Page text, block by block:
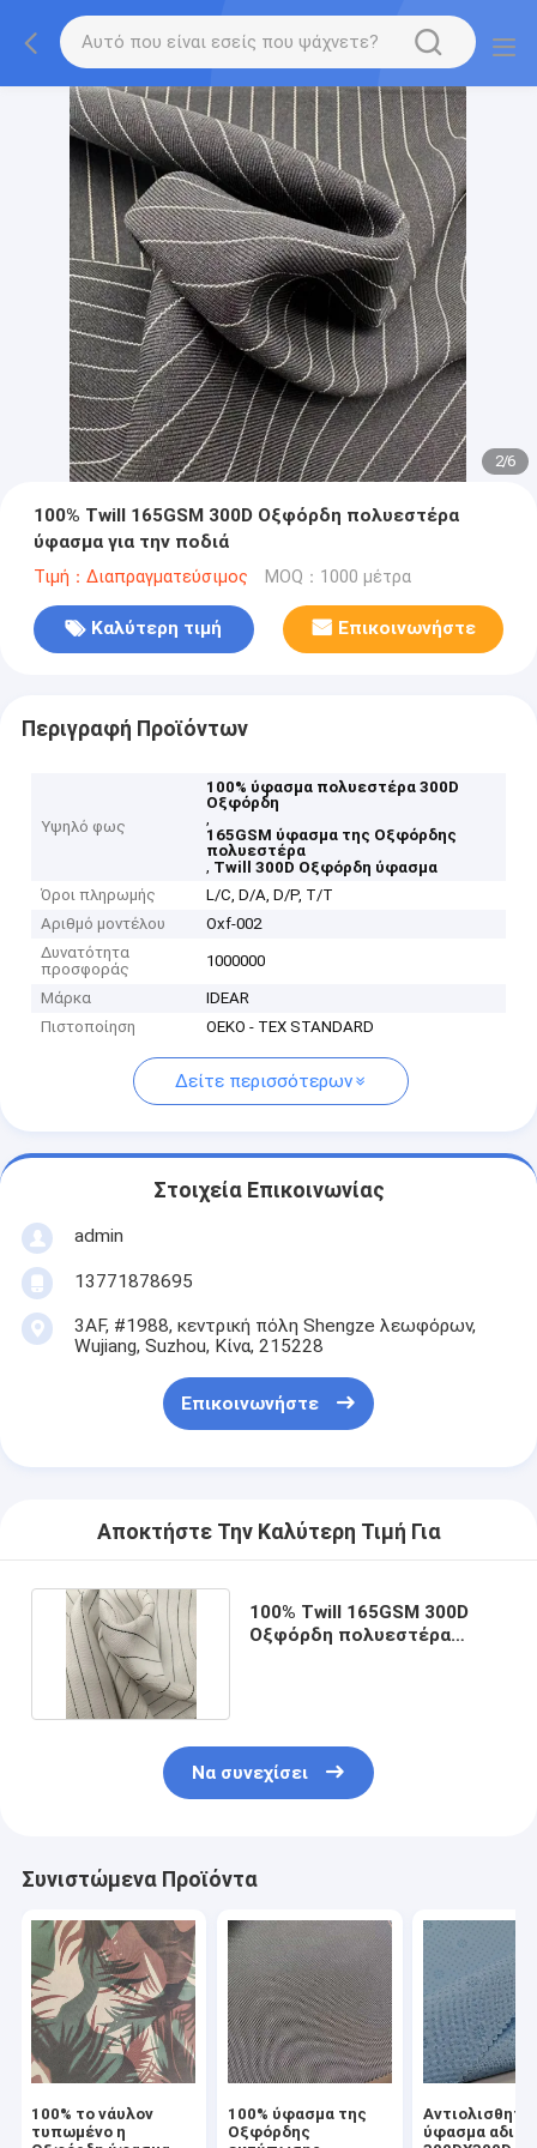
2/6
100% Twill 165GSM 300D Οξφόρδη πολυεστέρα
ύφασμα για την ποδιά
Τιμή：Διαπραγματεύσιμος MOQ：1000 μέτρα
Καλύτερη τιμή Επικοινωνήστε
Περιγραφή Προϊόντων
Υψηλό φως
100% ύφασμα πολυεστέρα 300D
Οξφόρδη
,
165GSM ύφασμα της Οξφόρδης
πολυεστέρα
, Twill 300D Οξφόρδη ύφασμα
Όροι πληρωμής
L/C, D/A, D/P, T/T
Αριθμό μοντέλου
Oxf-002
Δυνατότητα
προσφοράς
1000000
Μάρκα
IDEAR
Πιστοποίηση
OEKO - TEX STANDARD
Δείτε περισσότερων
Στοιχεία Επικοινωνίας
admin
13771878695
3AF, #1988, κεντρική πόλη Shengze λεωφόρων,
Wujiang, Suzhou, Κίνα, 215228
Επικοινωνήστε
Αποκτήστε Την Καλύτερη Τιμή Για
100% Twill 165GSM 300D
Οξφόρδη πολυεστέρα
Να συνεχίσει
Συνιστώμενα Προϊόντα
100% το νάυλον
τυπωμένο η
100% ύφασμα της
Οξφόρδης
ύφασμα